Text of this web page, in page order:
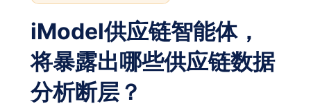
iModel供应链智能体，
将暴露出哪些供应链数据
分析断层？